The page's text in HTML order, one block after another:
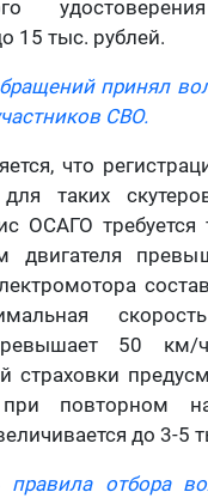
15 тыс. рублей.
принял
СВО.
что
для таких
ОСАГО требуется
двигателя
50 км/
страховки
повторном
до 3-5
правила отбора